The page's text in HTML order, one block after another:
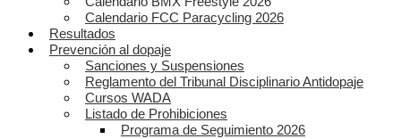
Calendario FCC Paracycling 2026
Resultados
Prevención al dopaje
Sanciones y Suspensiones
Reglamento del Tribunal Disciplinario Antidopaje
Cursos WADA
Listado de Prohibiciones
Programa de Seguimiento 2026